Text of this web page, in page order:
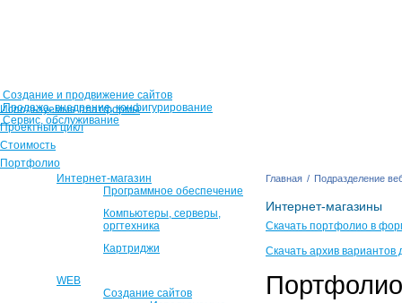
Создание и продвижение сайтов
Продажа, внедрение, конфигурирование
Сервис, обслуживание
Используемые платформы
Проектный цикл
Стоимость
Портфолио
Интернет-магазин
Программное обеспечение
Компьютеры, серверы,
оргтехника
Картриджи
WEB
Создание сайтов
Главная / Подразделение
Интернет-магазины
Скачать портфолио в
Скачать архив вариантов